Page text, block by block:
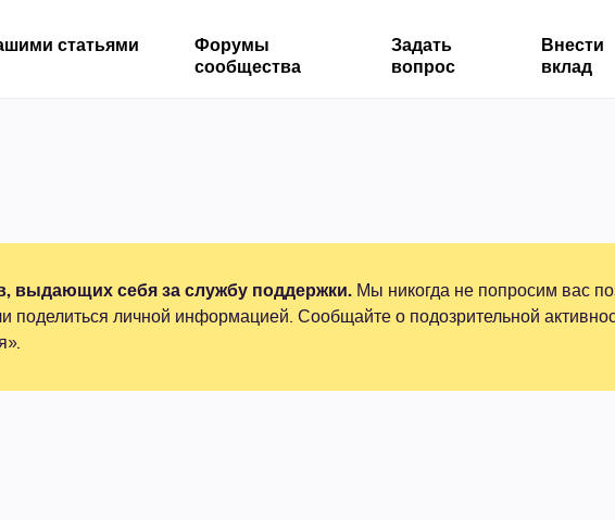
статьями
Форумы
сообщества
Задать
вопрос
Внести
вклад
выдающих себя за службу поддержки. Мы никогда не попросим вас
поделиться личной информацией. Сообщайте о подозрительной